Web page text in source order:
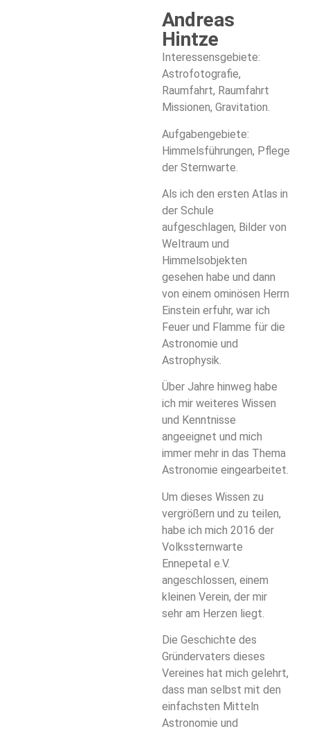
Andreas
Hintze
Interessensgebiete:
Astrofotografie,
Raumfahrt, Raumfahrt
Missionen, Gravitation.
Aufgabengebiete:
Himmelsführungen, Pflege
der Sternwarte.
Als ich den ersten Atlas in
der Schule
aufgeschlagen, Bilder von
Weltraum und
Himmelsobjekten
gesehen habe und dann
von einem ominösen Herrn
Einstein erfuhr, war ich
Feuer und Flamme für die
Astronomie und
Astrophysik.
Über Jahre hinweg habe
ich mir weiteres Wissen
und Kenntnisse
angeeignet und mich
immer mehr in das Thema
Astronomie eingearbeitet.
Um dieses Wissen zu
vergrößern und zu teilen,
habe ich mich 2016 der
Volkssternwarte
Ennepetal e.V.
angeschlossen, einem
kleinen Verein, der mir
sehr am Herzen liegt.
Die Geschichte des
Gründervaters dieses
Vereines hat mich gelehrt,
dass man selbst mit den
einfachsten Mitteln
Astronomie und